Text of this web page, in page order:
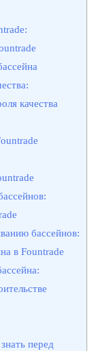
качества
бассейнов:
в Fountrade
перед